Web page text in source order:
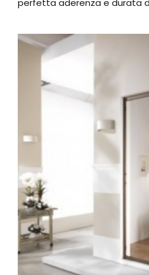
perfetta aderenza e durata